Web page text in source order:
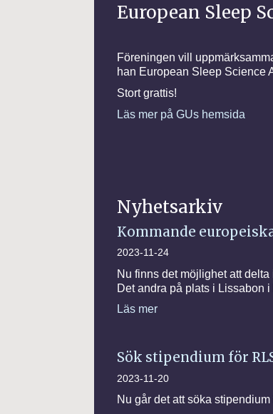
European Sleep
Föreningen vill
han European Sleep Science
Stort grattis!
Läs mer på GUs hemsida
Nyhetsarkiv
Kommande
2023-11-24
Nu finns det möjlighet att
Det andra på plats i Lissabon
Läs mer
Sök stipendium för
2023-11-20
Nu går det att söka